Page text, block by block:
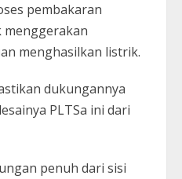
pembakaran
menghasilkan listrik.
dukungannya
PLTSa ini dari
penuh dari sisi